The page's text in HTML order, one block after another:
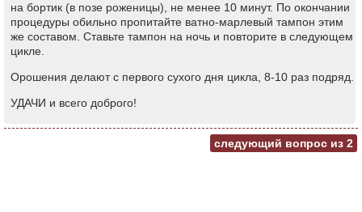
на бортик (в позе роженицы), не менее 10 минут. По окончании
процедуры обильно пропитайте ватно-марлевый тампон этим
же составом. Ставьте тампон на ночь и повторите в следующем
цикле.
Орошения делают с первого сухого дня цикла, 8-10 раз подряд.
УДАЧИ и всего доброго!
следующий вопрос из 2